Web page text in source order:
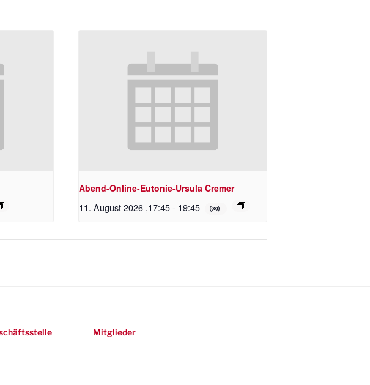
Abend-Online-Eutonie-Ursula Cremer
11. August 2026 ,17:45- 19:45
Mitglieder